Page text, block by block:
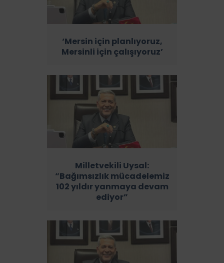
‘Mersin için planlıyoruz,
Mersinli için çalışıyoruz’
Milletvekili Uysal:
“Bağımsızlık mücadelemiz
102 yıldır yanmaya devam
ediyor”